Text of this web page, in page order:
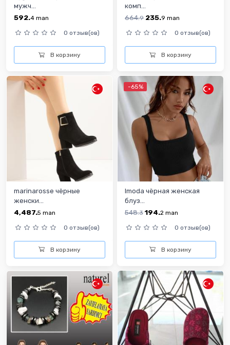
мужч...
592.4 man
0 отзыв(ов)
В корзину
комп...
664.9 235.9 man
0 отзыв(ов)
В корзину
marinarosse чёрные
женски...
4,487.5 man
0 отзыв(ов)
В корзину
-65%
Imoda чёрная женская
блуз...
548.3 194.2 man
0 отзыв(ов)
В корзину